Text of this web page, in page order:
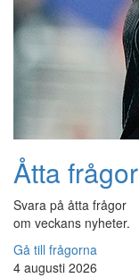
Åtta frågor
Svara på åtta frågor
om veckans nyheter.
Gå till frågorna
4 augusti 2026